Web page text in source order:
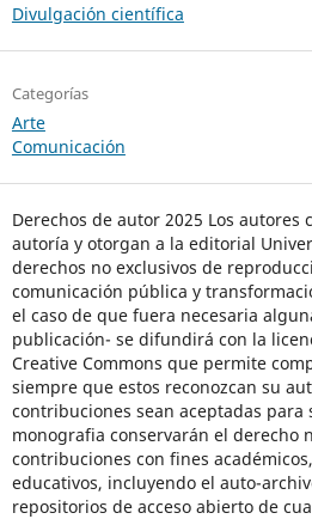
Divulgación científica
Categorías
Arte
Comunicación
Derechos de autor 2025 Los autores
autoría y otorgan a la editorial
derechos no exclusivos de
comunicación pública y
el caso de que fuera necesaria
publicación- se difundirá con la
Creative Commons que permite
siempre que estos reconozcan su
contribuciones sean aceptadas para
monografia conservarán el derecho
contribuciones con fines
educativos, incluyendo el auto-
repositorios de acceso abierto de